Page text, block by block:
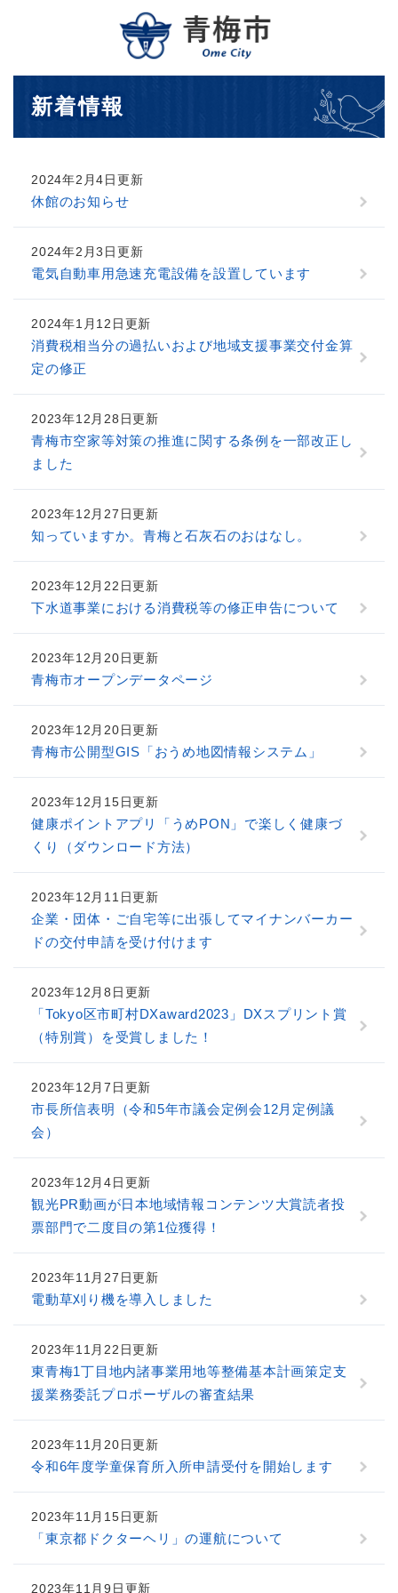
メニューを飛ばして本文へ
新着情報
2024年2月4日更新
休館のお知らせ
2024年2月3日更新
電気自動車用急速充電設備を設置しています
2024年1月12日更新
消費税相当分の過払いおよび地域支援事業交付金算
定の修正
2023年12月28日更新
青梅市空家等対策の推進に関する条例を一部改正し
ました
2023年12月27日更新
知っていますか。青梅と石灰石のおはなし。
2023年12月22日更新
下水道事業における消費税等の修正申告について
2023年12月20日更新
青梅市オープンデータページ
2023年12月20日更新
青梅市公開型GIS「おうめ地図情報システム」
2023年12月15日更新
健康ポイントアプリ「うめPON」で楽しく健康づ
くり（ダウンロード方法）
2023年12月11日更新
企業・団体・ご自宅等に出張してマイナンバーカー
ドの交付申請を受け付けます
2023年12月8日更新
「Tokyo区市町村DXaward2023」DXスプリント賞
（特別賞）を受賞しました！
2023年12月7日更新
市長所信表明（令和5年市議会定例会12月定例議
会）
2023年12月4日更新
観光PR動画が日本地域情報コンテンツ大賞読者投
票部門で二度目の第1位獲得！
2023年11月27日更新
電動草刈り機を導入しました
2023年11月22日更新
東青梅1丁目地内諸事業用地等整備基本計画策定支
援業務委託プロポーザルの審査結果
2023年11月20日更新
令和6年度学童保育所入所申請受付を開始します
2023年11月15日更新
「東京都ドクターヘリ」の運航について
2023年11月9日更新